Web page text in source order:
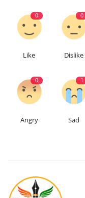
0
Like
0
Dislike
0
Angry
1
Sad